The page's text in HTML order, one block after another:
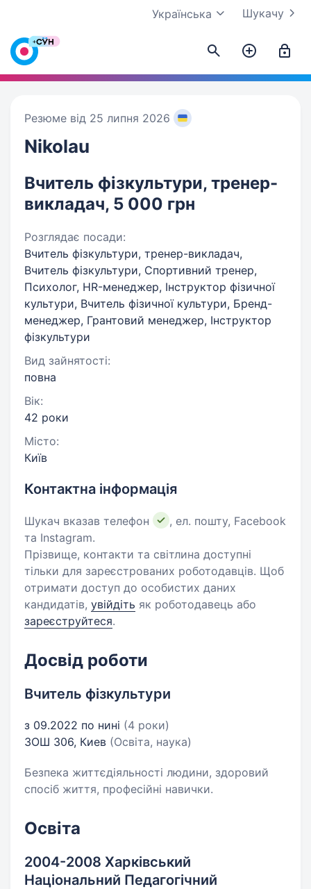
Шукачу
Українська
Резюме від 25 липня 2026
Nikolau
Вчитель фізкультури, тренер-
викладач, 5 000 грн
Розглядає посади:
Вчитель фізкультури, тренер-викладач,
Вчитель фізкультури, Спортивний тренер,
Психолог, HR-менеджер, Інструктор фізичної
культури, Вчитель фізичної культури, Бренд-
менеджер, Грантовий менеджер, Інструктор
фізкультури
Вид зайнятості:
повна
Вік:
42 роки
Місто:
Київ
Контактна інформація
Шукач вказав телефон
, ел. пошту, Facebook
та Instagram.
Прізвище, контакти та світлина доступні
тільки для зареєстрованих роботодавців. Щоб
отримати доступ до особистих даних
кандидатів, увійдіть як роботодавець або
зареєструйтеся.
Досвід роботи
Вчитель фізкультури
з 09.2022 по нині (4 роки)
ЗОШ 306, Киев (Освіта, наука)
Безпека життєдіяльності людини, здоровий
спосіб життя, професійні навички.
Освіта
2004-2008 Харківський
Національний Педагогічний